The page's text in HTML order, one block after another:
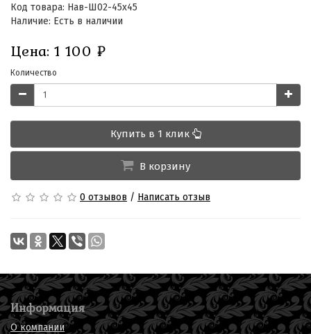
Код товара: Нав-Ш02-45х45
Наличие: Есть в наличии
Цена: 1 100 ₽
Количество
Купить в 1 клик
В корзину
0 отзывов / Написать отзыв
Информация
О компании